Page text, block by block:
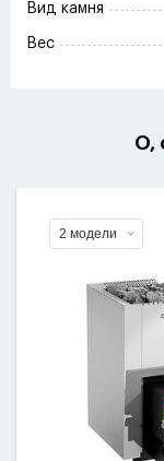
Вид камня
Вес
О,
2 модели